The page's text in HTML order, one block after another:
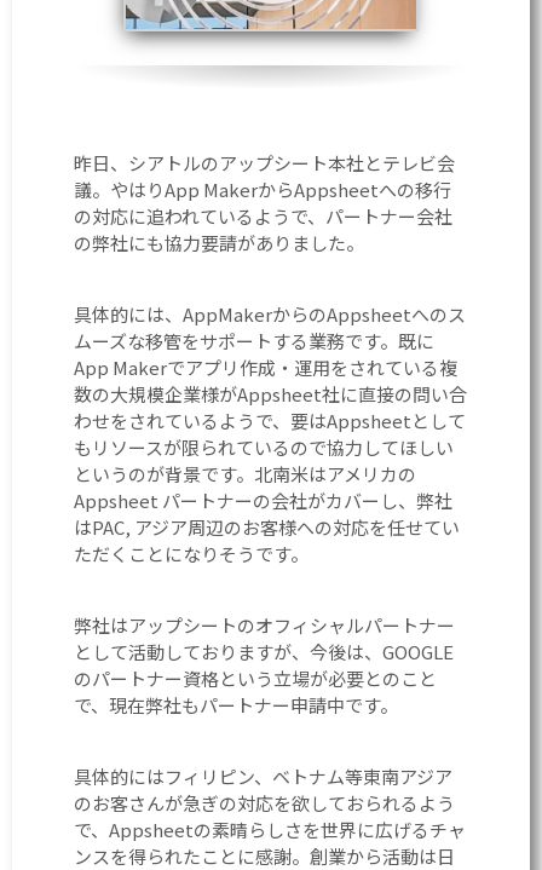
昨日、シアトルのアップシート本社とテレビ会
議。やはりApp MakerからAppsheetへの移行
の対応に追われているようで、パートナー会社
の弊社にも協力要請がありました。
具体的には、AppMakerからのAppsheetへのス
ムーズな移管をサポートする業務です。既に
App Makerでアプリ作成・運用をされている複
数の大規模企業様がAppsheet社に直接の問い合
わせをされているようで、要はAppsheetとして
もリソースが限られているので協力してほしい
というのが背景です。北南米はアメリカの
Appsheet パートナーの会社がカバーし、弊社
はPAC, アジア周辺のお客様への対応を任せてい
ただくことになりそうです。
弊社はアップシートのオフィシャルパートナー
として活動しておりますが、今後は、GOOGLE
のパートナー資格という立場が必要とのこと
で、現在弊社もパートナー申請中です。
具体的にはフィリピン、ベトナム等東南アジア
のお客さんが急ぎの対応を欲しておられるよう
で、Appsheetの素晴らしさを世界に広げるチャ
ンスを得られたことに感謝。創業から活動は日